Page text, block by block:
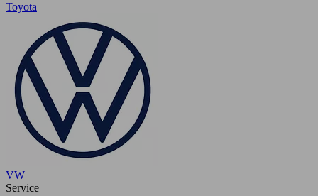
Toyota
VW
Service